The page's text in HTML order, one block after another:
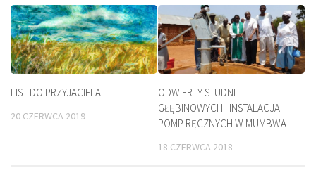
LIST DO PRZYJACIELA
20 CZERWCA 2019
ODWIERTY STUDNI
GŁĘBINOWYCH I INSTALACJA
POMP RĘCZNYCH W MUMBWA
18 CZERWCA 2018